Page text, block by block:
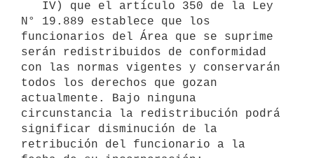
N° 19.889 establece que los
funcionarios del Área que se suprime
serán redistribuidos de conformidad
con las normas vigentes y conservarán
todos los derechos que gozan
actualmente. Bajo ninguna
circunstancia la redistribución podrá
significar disminución de la
retribución del funcionario a la